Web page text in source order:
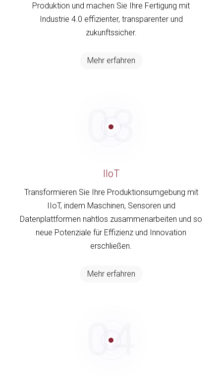
Produktion und machen Sie Ihre Fertigung mit
Industrie 4.0 effizienter, transparenter und
zukunftssicher.
Mehr erfahren
03
IIoT
Transformieren Sie Ihre Produktionsumgebung mit
IIoT, indem Maschinen, Sensoren und
Datenplattformen nahtlos zusammenarbeiten und so
neue Potenziale für Effizienz und Innovation
erschließen.
Mehr erfahren
04